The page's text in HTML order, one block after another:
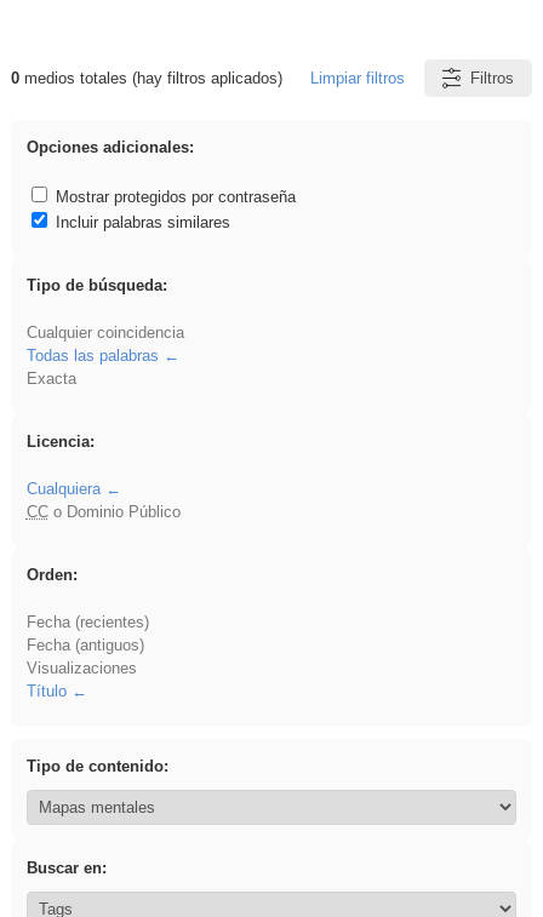
Resultados de: rezo
0medios totales (hay filtros aplicados) Limpiar filtros Filtros
Opciones adicionales:
Mostrar protegidos por contraseña
Incluir palabras similares
Tipo de búsqueda:
Cualquier coincidencia
Todas las palabras
Exacta
Licencia:
Cualquiera
CCo Dominio Público
Orden:
Fecha (recientes)
Fecha (antiguos)
Visualizaciones
Título
Tipo de contenido:
Buscar en: